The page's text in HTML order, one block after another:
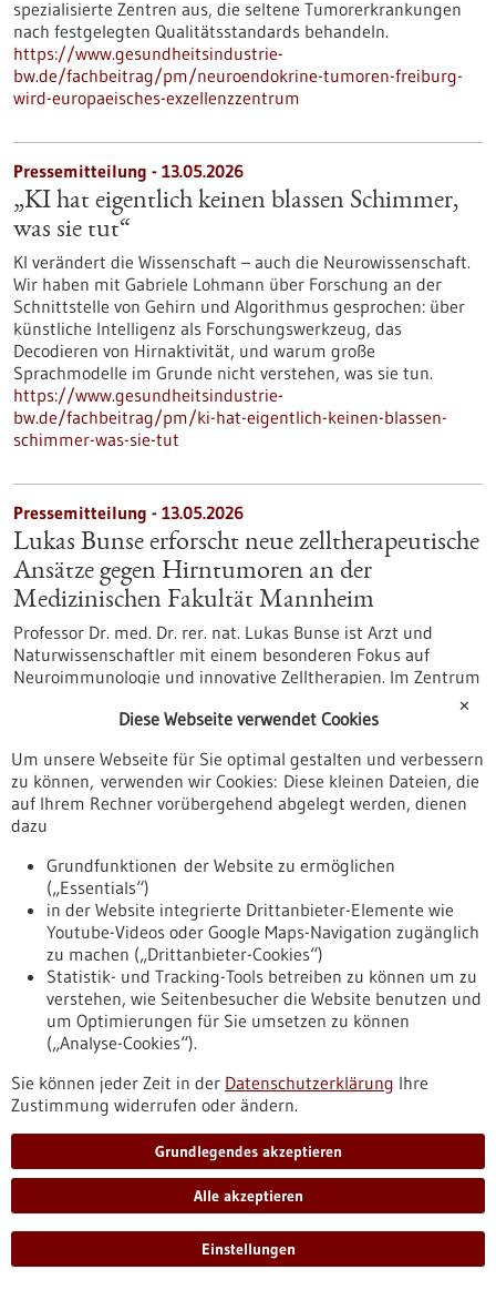
spezialisierte Zentren aus, die seltene Tumorerkrankungen
nach festgelegten Qualitätsstandards behandeln.
https://www.gesundheitsindustrie-
bw.de/fachbeitrag/pm/neuroendokrine-tumoren-freiburg-
wird-europaeisches-exzellenzzentrum
Pressemitteilung - 13.05.2026
„KI hat eigentlich keinen blassen Schimmer,
was sie tut“
KI verändert die Wissenschaft – auch die Neurowissenschaft.
Wir haben mit Gabriele Lohmann über Forschung an der
Schnittstelle von Gehirn und Algorithmus gesprochen: über
künstliche Intelligenz als Forschungswerkzeug, das
Decodieren von Hirnaktivität, und warum große
Sprachmodelle im Grunde nicht verstehen, was sie tun.
https://www.gesundheitsindustrie-
bw.de/fachbeitrag/pm/ki-hat-eigentlich-keinen-blassen-
schimmer-was-sie-tut
Pressemitteilung - 13.05.2026
Lukas Bunse erforscht neue zelltherapeutische
Ansätze gegen Hirntumoren an der
Medizinischen Fakultät Mannheim
Professor Dr. med. Dr. rer. nat. Lukas Bunse ist Arzt und
Naturwissenschaftler mit einem besonderen Fokus auf
Neuroimmunologie und innovative Zelltherapien. Im Zentrum
seiner Forschung steht die Frage, wie sich das Immunsystem
gezielt gegen Erkrankungen des zentralen Nervensystems
Autoimmunerkrankungen.
https://www.gesundheitsindustrie-
bw.de/fachbeitrag/pm/lukas-bunse-erforscht-neue-
zelltherapeutische-ansaetze-gegen-hirntumoren-der-
medizinischen-fakultaet-mannheim
Pressemitteilung - 13.05.2026
NVision Expands from Quantum Sensing to
Quantum Computing to Accelerate
Discovery and Validation of New Therapies
NVision announced a $55 million Series B led by Abbott and
its molecular quantum technology.
https://www.gesundheitsindustrie-
bw.de/fachbeitrag/pm/nvision-expands-quantum-sensing-
quantum-computing-accelerate-discovery-and-validation-
new-therapies
✕
Diese Webseite verwendet Cookies
Um unsere Webseite für Sie optimal gestalten und verbessern
zu können, verwenden wir Cookies: Diese kleinen Dateien, die
auf Ihrem Rechner vorübergehend abgelegt werden, dienen
dazu
Grundfunktionen der Website zu ermöglichen
(„Essentials“)
in der Website integrierte Drittanbieter-Elemente wie
Youtube-Videos oder Google Maps-Navigation zugänglich
zu machen („Drittanbieter-Cookies“)
Statistik- und Tracking-Tools betreiben zu können um zu
verstehen, wie Seitenbesucher die Website benutzen und
um Optimierungen für Sie umsetzen zu können
(„Analyse-Cookies“).
Sie können jeder Zeit in der Datenschutzerklärung Ihre
Zustimmung widerrufen oder ändern.
Grundlegendes akzeptieren
Alle akzeptieren
Einstellungen